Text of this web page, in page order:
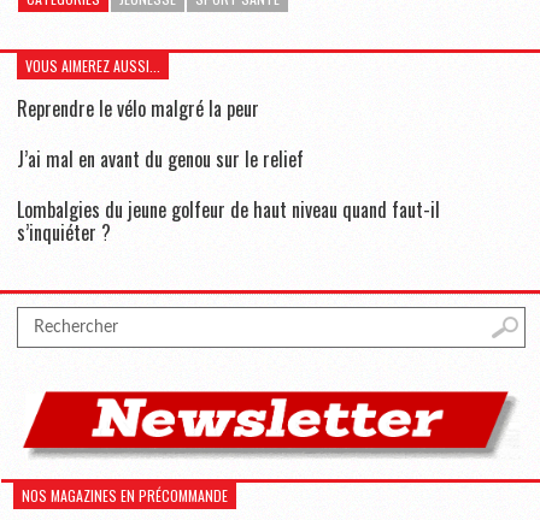
VOUS AIMEREZ AUSSI...
Reprendre le vélo malgré la peur
J’ai mal en avant du genou sur le relief
Lombalgies du jeune golfeur de haut niveau quand faut-il
s’inquiéter ?
NOS MAGAZINES EN PRÉCOMMANDE